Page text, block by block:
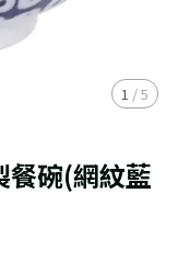
1 /5
碗(網紋藍